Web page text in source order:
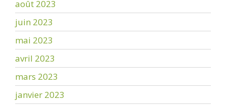
août 2023
juin 2023
mai 2023
avril 2023
mars 2023
janvier 2023